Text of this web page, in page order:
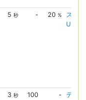
5 秒 - 20 %
スコア
UPLV.1
3 秒 100 -
テンシ